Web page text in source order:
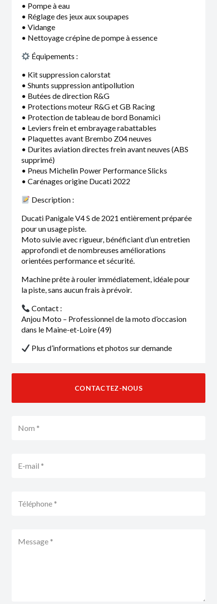
• Pompe à eau
• Réglage des jeux aux soupapes
• Vidange
• Nettoyage crépine de pompe à essence
Équipements :
• Kit suppression calorstat
• Shunts suppression antipollution
• Butées de direction R&G
• Protections moteur R&G et GB Racing
• Protection de tableau de bord Bonamici
• Leviers frein et embrayage rabattables
• Plaquettes avant Brembo Z04 neuves
• Durites aviation directes frein avant neuves (ABS
supprimé)
• Pneus Michelin Power Performance Slicks
• Carénages origine Ducati 2022
Description :
Ducati Panigale V4 S de 2021 entièrement préparée
pour un usage piste.
Moto suivie avec rigueur, bénéficiant d’un entretien
approfondi et de nombreuses améliorations
orientées performance et sécurité.
Machine prête à rouler immédiatement, idéale pour
la piste, sans aucun frais à prévoir.
Contact :
Anjou Moto – Professionnel de la moto d’occasion
dans le Maine-et-Loire (49)
Plus d’informations et photos sur demande
CONTACTEZ-NOUS